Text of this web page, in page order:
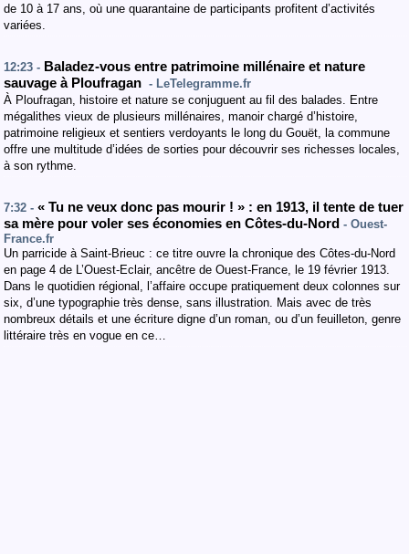
de 10 à 17 ans, où une quarantaine de participants profitent d’activités
variées.
12:23 - Baladez-vous entre patrimoine millénaire et nature
sauvage à Ploufragan - LeTelegramme.fr
À Ploufragan, histoire et nature se conjuguent au fil des balades. Entre
mégalithes vieux de plusieurs millénaires, manoir chargé d’histoire,
patrimoine religieux et sentiers verdoyants le long du Gouët, la commune
offre une multitude d’idées de sorties pour découvrir ses richesses locales,
à son rythme.
7:32 - « Tu ne veux donc pas mourir ! » : en 1913, il tente de tuer
sa mère pour voler ses économies en Côtes-du-Nord - Ouest-
France.fr
Un parricide à Saint-Brieuc : ce titre ouvre la chronique des Côtes-du-Nord
en page 4 de L’Ouest-Eclair, ancêtre de Ouest-France, le 19 février 1913.
Dans le quotidien régional, l’affaire occupe pratiquement deux colonnes sur
six, d’une typographie très dense, sans illustration. Mais avec de très
nombreux détails et une écriture digne d’un roman, ou d’un feuilleton, genre
littéraire très en vogue en ce…